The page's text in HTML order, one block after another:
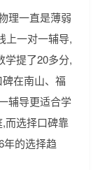
理一直是薄弱
上一对一辅导,
学提了20多分,
在南山、福
辅导更适合学
而选择口碑靠
年的选择趋